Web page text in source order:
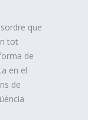
que
tot
de
en el
de